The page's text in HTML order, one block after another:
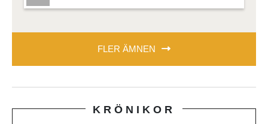
FLER ÄMNEN
KRÖNIKOR